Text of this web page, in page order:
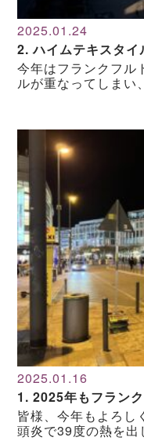
2025.01.24
2. ハイムテキスタ
今年はフランクフル
ルが重なってしま
2025.01.16
1. 2025年もフラン
皆様、今年もよろし
頭炎で39度の熱を